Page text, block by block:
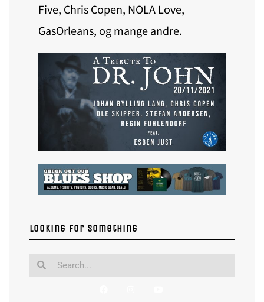
Five, Chris Copen, NOLA Love,
GasOrleans, og mange andre.
Looking for something